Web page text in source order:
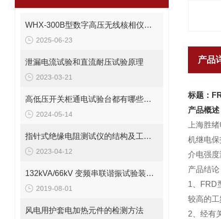
WHX-300B型数字高压无线核相仪有哪些种类
2025-06-23
泄漏电流试验和直流耐压试验原理
2023-03-21
高低压开关柜通电试验台都有哪些其操作方法
2024-05-14
指针式绝缘电阻测试仪的结构及工作原理
2023-04-12
132kVA/66kV 变频串联谐振试验装置方案
2019-08-01
风电用护套电加热元件的检测方法
产品
标题：
产品概述
上海胜
机继电
介电强
产品结论
1、FRD
较高的
2、经有